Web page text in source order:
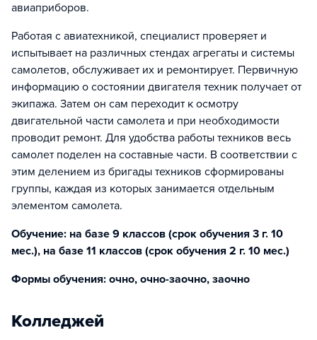
авиаприборов.
Работая с авиатехникой, специалист проверяет и
испытывает на различных стендах агрегаты и системы
самолетов, обслуживает их и ремонтирует. Первичную
информацию о состоянии двигателя техник получает от
экипажа. Затем он сам переходит к осмотру
двигательной части самолета и при необходимости
проводит ремонт. Для удобcтва работы техников весь
самолет поделен на составные части. В соответствии с
этим делением из бригады техников сформированы
группы, каждая из которых занимается отдельным
элементом самолета.
Обучение: на базе 9 классов (срок обучения 3 г. 10
мес.), на базе 11 классов (срок обучения 2 г. 10 мес.)
Формы обучения: очно, очно-заочно, заочно
Колледжей